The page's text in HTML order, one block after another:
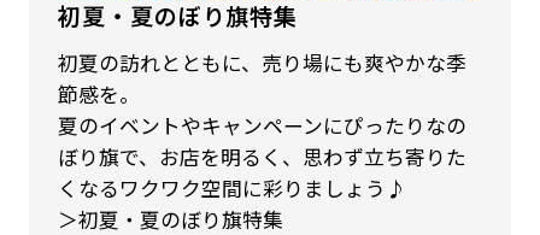
初夏・夏のぼり旗特集
初夏の訪れとともに、売り場にも爽やかな季
節感を。
夏のイベントやキャンペーンにぴったりなの
ぼり旗で、お店を明るく、思わず立ち寄りた
くなるワクワク空間に彩りましょう♪
＞初夏・夏のぼり旗特集